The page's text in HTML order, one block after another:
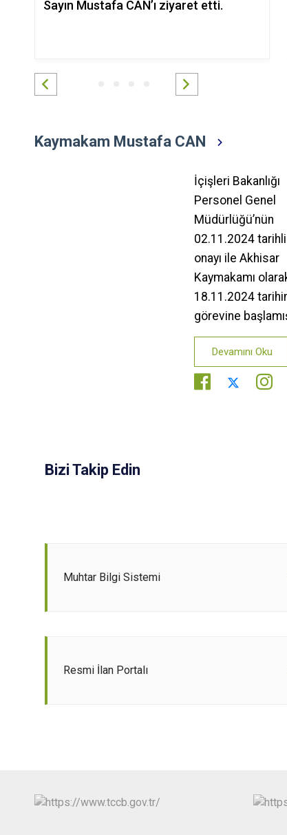
Sayın Mustafa CAN’ı ziyaret etti.
Kaymakam Mustafa CAN
İçişleri Bakanlığı
Personel Genel
Müdürlüğü’nün
02.11.2024 tarihli
onayı ile Akhisar
Kaymakamı
18.11.2024
görevine
Devamını Oku
Bizi Takip Edin
Muhtar Bilgi Sistemi
Resmi İlan Portalı